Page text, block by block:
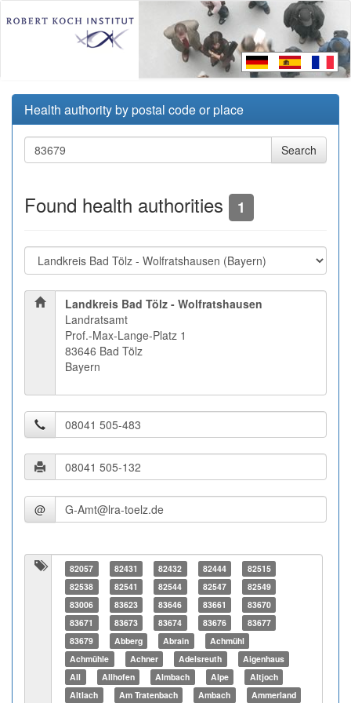
Health authority by postal code or place
Found health authorities 1
Landkreis Bad Tölz - Wolfratshausen
Landratsamt
Prof.-Max-Lange-Platz 1
83646 Bad Tölz
Bayern
@
82057 82431 82432 82444
82515
82538
82541 82544 82547
82549
83006
83623 83646 83661
83670
83671
83673 83674 83676
83677
83679
Abberg Abrain
Achmühl
Achmühle
Achner Adelsreuth
Aigenhaus
All
Allhofen Almbach Alpe
Altjoch
Altlach
Am Tratenbach Ambach Ammerland